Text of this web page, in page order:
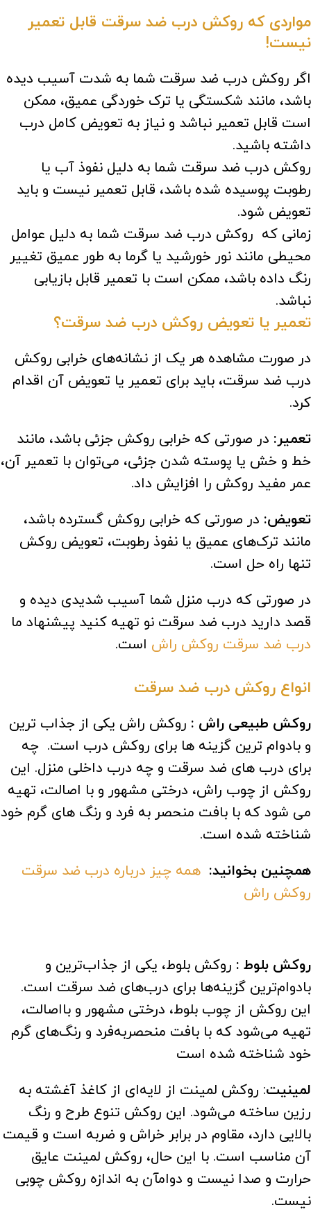
مواردی که روکش درب ضد سرقت قابل تعمیر
نیست!
اگر روکش درب ضد سرقت شما به شدت آسیب دیده
باشد، مانند شکستگی یا ترک خوردگی عمیق، ممکن
است قابل تعمیر نباشد و نیاز به تعویض کامل درب
داشته باشید.
روکش درب ضد سرقت شما به دلیل نفوذ آب یا
رطوبت پوسیده شده باشد، قابل تعمیر نیست و باید
تعویض شود.
زمانی که روکش درب ضد سرقت شما به دلیل عوامل
محیطی مانند نور خورشید یا گرما به طور عمیق تغییر
رنگ داده باشد، ممکن است با تعمیر قابل بازیابی
نباشد.
تعمیر یا تعویض روکش درب ضد سرقت؟
در صورت مشاهده هر یک از نشانه‌های خرابی روکش
درب ضد سرقت، باید برای تعمیر یا تعویض آن اقدام
کرد.
تعمیر: در صورتی که خرابی روکش جزئی باشد، مانند
خط و خش یا پوسته شدن جزئی، می‌توان با تعمیر آن،
عمر مفید روکش را افزایش داد.
تعویض: در صورتی که خرابی روکش گسترده باشد،
مانند ترک‌های عمیق یا نفوذ رطوبت، تعویض روکش
تنها راه حل است.
در صورتی که درب منزل شما آسیب شدیدی دیده و
قصد دارید درب ضد سرقت نو تهیه کنید پیشنهاد ما
درب ضد سرقت روکش راش است.
انواع روکش درب ضد سرقت
روکش طبیعی راش : روکش راش یکی از جذاب ترین
و بادوام ترین گزینه ها برای روکش درب است. چه
برای درب های ضد سرقت و چه درب داخلی منزل. این
روکش از چوب راش، درختی مشهور و با اصالت، تهیه
می شود که با بافت منحصر به فرد و رنگ های گرم خود
شناخته شده است.
همچنین بخوانید: همه چیز درباره درب ضد سرقت
روکش راش
روکش بلوط : روکش بلوط، یکی از جذاب‌ترین و
بادوام‌ترین گزینه‌ها برای درب‌های ضد سرقت است.
این روکش از چوب بلوط، درختی مشهور و بااصالت،
تهیه می‌شود که با بافت منحصربه‌فرد و رنگ‌های گرم
خود شناخته شده است
لمینیت: روکش لمینت از لایه‌ای از کاغذ آغشته به
رزین ساخته می‌شود. این روکش تنوع طرح و رنگ
بالایی دارد، مقاوم در برابر خراش و ضربه است و قیمت
آن مناسب است. با این حال، روکش لمینت عایق
حرارت و صدا نیست و دوامآن به اندازه روکش چوبی
نیست.